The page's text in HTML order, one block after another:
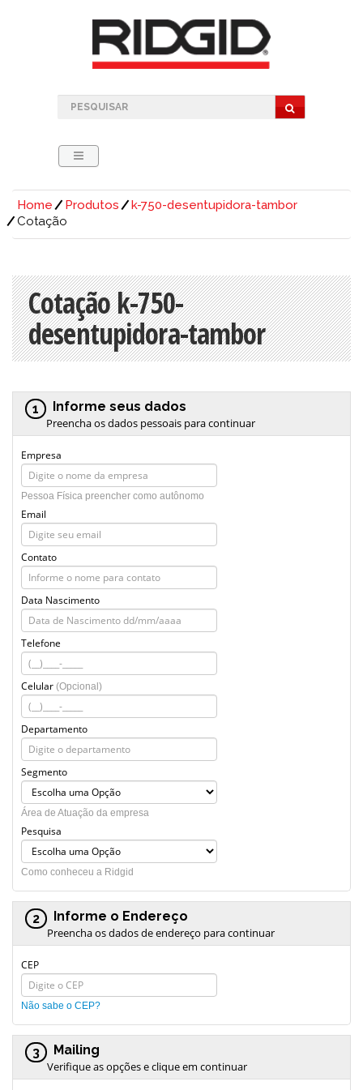
Home Produtos
k-750-desentupidora-tambor
Cotação
Cotação k-750-
desentupidora-tambor
1 Informe seus dados
Preencha os dados pessoais para continuar
Empresa
Pessoa Física preencher como autônomo
Email
Contato
Data Nascimento
Telefone
Celular (Opcional)
Departamento
Segmento
Área de Atuação da empresa
Pesquisa
Como conheceu a Ridgid
2 Informe o Endereço
Preencha os dados de endereço para continuar
CEP
Não sabe o CEP?
3 Mailing
Verifique as opções e clique em continuar